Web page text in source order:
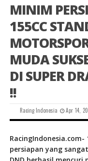
MINIM
155CC
MUDA
DI SUPER
!!
Racing Indonesia Apr 14,
RacingIndonesia.com-
persiapan yang